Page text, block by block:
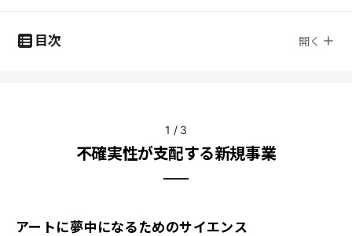
目次 開く
1 / 3
不確実性が支配する新規事業
アートに夢中になるためのサイエンス